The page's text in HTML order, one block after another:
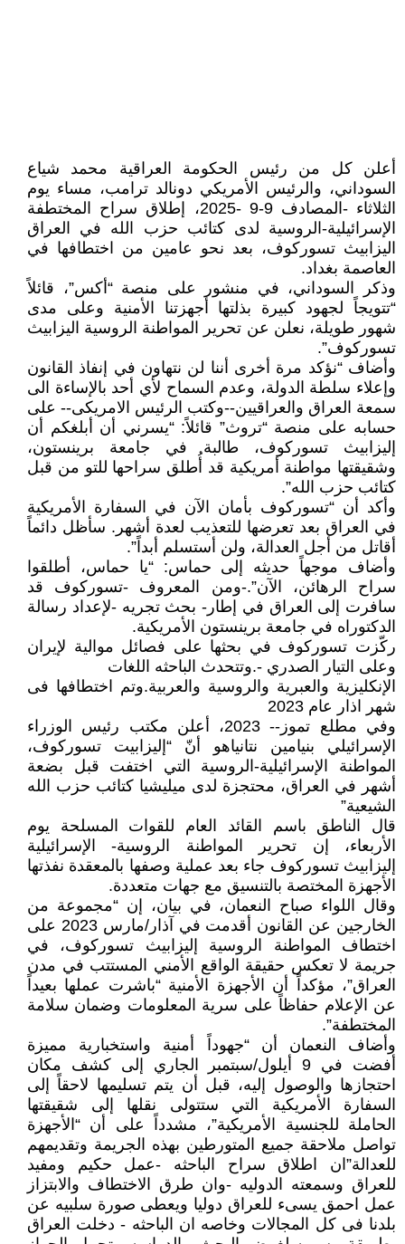
أعلن كل من رئيس الحكومة العراقية محمد شياع
السوداني، والرئيس الأمريكي دونالد ترامب، مساء يوم
الثلاثاء -المصادف 9-9 -2025، إطلاق سراح المختطفة
الإسرائيلية-الروسية لدى كتائب حزب الله في العراق
اليزابيث تسوركوف، بعد نحو عامين من اختطافها في
العاصمة بغداد.
وذكر السوداني، في منشور على منصة “أكس”، قائلاً
“تتويجاً لجهود كبيرة بذلتها أجهزتنا الأمنية وعلى مدى
شهور طويلة، نعلن عن تحرير المواطنة الروسية اليزابيث
تسوركوف”.
وأضاف “نؤكد مرة أخرى أننا لن نتهاون في إنفاذ القانون
وإعلاء سلطة الدولة، وعدم السماح لأي أحد بالإساءة الى
سمعة العراق والعراقيين--وكتب الرئيس الامريكى-- على
حسابه على منصة “تروث” قائلاً: “يسرني أن أبلغكم أن
إليزابيث تسوركوف، طالبة في جامعة برينستون،
وشقيقتها مواطنة أمريكية قد أُطلق سراحها للتو من قبل
كتائب حزب الله”.
وأكد أن “تسوركوف بأمان الآن في السفارة الأمريكية
في العراق بعد تعرضها للتعذيب لعدة أشهر. سأظل دائماً
أقاتل من أجل العدالة، ولن أستسلم أبداً”.
وأضاف موجهاً حديثه إلى حماس: “يا حماس، أطلقوا
سراح الرهائن، الآن”.-ومن المعروف -تسوركوف قد
سافرت إلى العراق في إطار- بحث تجريه -لإعداد رسالة
الدكتوراه في جامعة برينستون الأمريكية.
ركّزت تسوركوف في بحثها على فصائل موالية لإيران
وعلى التيار الصدري -.وتتحدث الباحثه اللغات
الإنكليزية والعبرية والروسية والعربية.وتم اختطافها فى
شهر اذار عام 2023
وفي مطلع تموز-- 2023، أعلن مكتب رئيس الوزراء
الإسرائيلي بنيامين نتانياهو أنّ “إليزابيت تسوركوف،
المواطنة الإسرائيلية-الروسية التي اختفت قبل بضعة
أشهر في العراق، محتجزة لدى ميليشيا كتائب حزب الله
الشيعية”
قال الناطق باسم القائد العام للقوات المسلحة يوم
الأربعاء، إن تحرير المواطنة الروسية- الإسرائيلية
إليزابيث تسوركوف جاء بعد عملية وصفها بالمعقدة نفذتها
الأجهزة المختصة بالتنسيق مع جهات متعددة.
وقال اللواء صباح النعمان، في بيان، إن “مجموعة من
الخارجين عن القانون أقدمت في آذار/مارس 2023 على
اختطاف المواطنة الروسية إليزابيث تسوركوف، في
جريمة لا تعكس حقيقة الواقع الأمني المستتب في مدن
العراق”، مؤكداً أن الأجهزة الأمنية “باشرت عملها بعيداً
عن الإعلام حفاظاً على سرية المعلومات وضمان سلامة
المختطفة”.
وأضاف النعمان أن “جهوداً أمنية واستخبارية مميزة
أفضت في 9 أيلول/سبتمبر الجاري إلى كشف مكان
احتجازها والوصول إليه، قبل أن يتم تسليمها لاحقاً إلى
السفارة الأمريكية التي ستتولى نقلها إلى شقيقتها
الحاملة للجنسية الأمريكية”، مشدداً على أن “الأجهزة
تواصل ملاحقة جميع المتورطين بهذه الجريمة وتقديمهم
للعدالة”ان اطلاق سراح الباحثه -عمل حكيم ومفيد
للعراق وسمعته الدوليه -وان طرق الاختطاف والابتزاز
عمل احمق يسىء للعراق دوليا ويعطى صورة سلبيه عن
بلدنا فى كل المجالات وخاصه ان الباحثه - دخلت العراق